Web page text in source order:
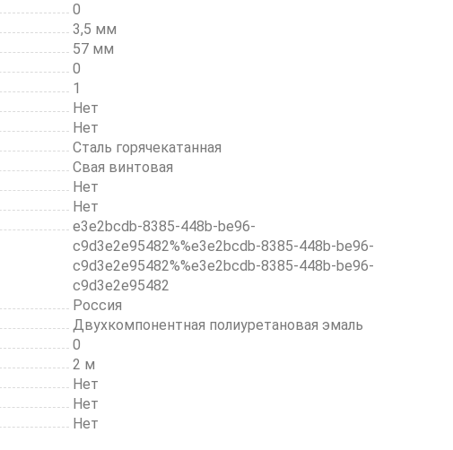
0
3,5 мм
57 мм
0
1
Нет
Нет
Сталь горячекатанная
Свая винтовая
Нет
Нет
e3e2bcdb-8385-448b-be96-
c9d3e2e95482%%e3e2bcdb-8385-448b-be96-
c9d3e2e95482%%e3e2bcdb-8385-448b-be96-
c9d3e2e95482
Россия
Двухкомпонентная полиуретановая эмаль
0
2 м
Нет
Нет
Нет